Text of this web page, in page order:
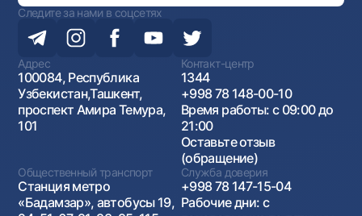
Следите за нами в соцсетях
Адрес
100084, Республика
Узбекистан,Ташкент,
проспект Амира Темура,
101
Контакт-центр
1344
+998 78 148-00-10
Время работы: с 09:00 до
21:00
Оставьте отзыв
(обращение)
Общественный транспорт
Станция метро
«Бадамзар», автобусы 19,
Служба доверия
+998 78 147-15-04
Рабочие дни: с